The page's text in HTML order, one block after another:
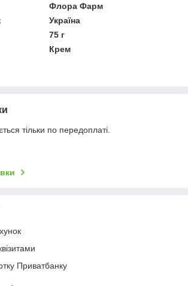
Флора Фарм
Україна
75 г
Крем
тільки по передоплаті.
Приватбанку